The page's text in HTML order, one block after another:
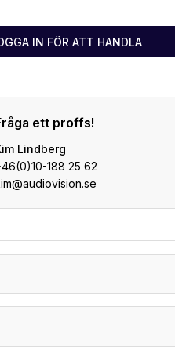
IN FÖR ATT HANDLA
ett proffs!
Lindberg
188 25 62